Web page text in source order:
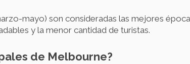
mayo) son consideradas las mejores
y la menor cantidad de turistas.
de Melbourne?